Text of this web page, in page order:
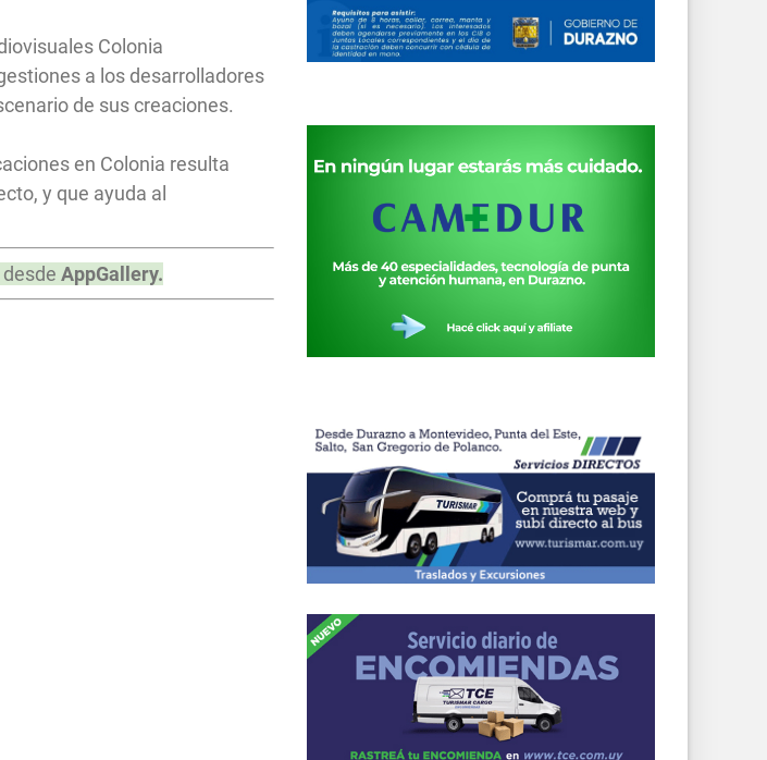
Colonia
a los desarrolladores
de sus creaciones.
en Colonia resulta
y que ayuda al
desde AppGallery.